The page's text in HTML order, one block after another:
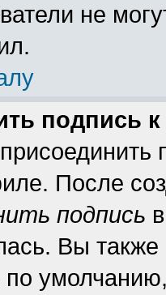
не
подпись
После
подпись
Вы